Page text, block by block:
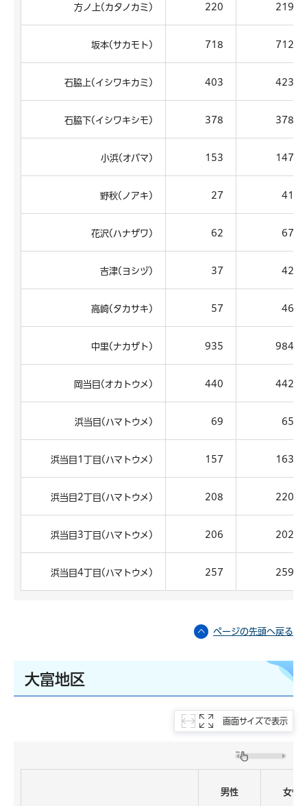
方ノ上(カタノカミ) 220 219
坂本(サカモト) 718 712
石脇上(イシワキカミ) 403 423
石脇下(イシワキシモ) 378 378
小浜(オバマ) 153 147
野秋(ノアキ) 27 41
花沢(ハナザワ) 62 67
吉津(ヨシヅ) 37 42
高崎(タカサキ) 57 46
中里(ナカザト) 935 984
岡当目(オカトウメ) 440 442
浜当目(ハマトウメ) 69 65
浜当目1丁目(ハマトウメ) 157 163
浜当目2丁目(ハマトウメ) 208 220
浜当目3丁目(ハマトウメ) 206 202
浜当目4丁目(ハマトウメ) 257 259
ページの先頭へ戻る
大富地区
画面サイズで表示
男性 女性